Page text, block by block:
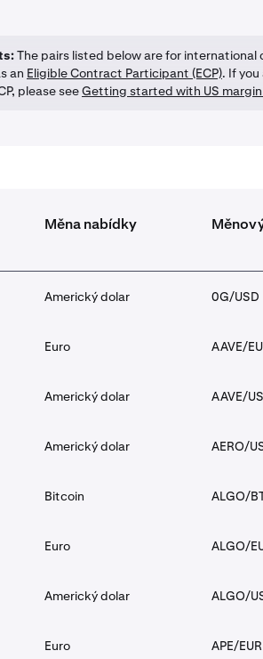
The pairs listed below are for international
an Eligible Contract Participant (ECP). If
please seeGetting started with US
Měna nabídky
Americký dolar 0G/USD
Euro AAVE/
Americký dolar AAVE/
Americký dolar AERO/
Bitcoin ALGO/
Euro ALGO/
Americký dolar ALGO/
Euro APE/EUR